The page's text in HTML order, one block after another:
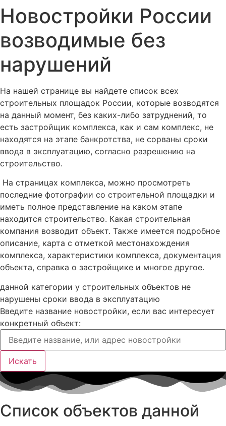
Новостройки России
возводимые без
нарушений
На нашей странице вы найдете список всех
строительных площадок России, которые возводятся
на данный момент, без каких-либо затруднений, то
есть застройщик комплекса, как и сам комплекс, не
находятся на этапе банкротства, не сорваны сроки
ввода в эксплуатацию, согласно разрешению на
строительство.
На страницах комплекса, можно просмотреть
последние фотографии со строительной площадки и
иметь полное представление на каком этапе
находится строительство. Какая строительная
компания возводит объект. Также имеется подробное
описание, карта с отметкой местонахождения
комплекса, характеристики комплекса, документация
объекта, справка о застройщике и многое другое.
данной категории у строительных объектов не
нарушены сроки ввода в эксплуатацию
Введите название новостройки, если вас интересует
конкретный объект:
Искать
Список объектов данной